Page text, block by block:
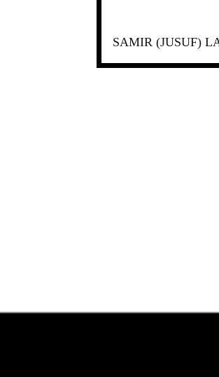
SAMIR (JUSUF)